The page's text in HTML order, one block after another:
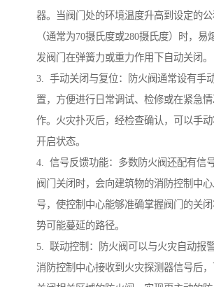
器。当阀门处的环境温度升高到设定的
（通常为70摄氏度或280摄氏度）时，易
发阀门在弹簧力或重力作用下自动关闭。
3. 手动关闭与复位：防火阀通常设有手
置，方便进行日常调试、检修或在紧急
作。火灾扑灭后，经检查确认，可以手
开启状态。
4. 信号反馈功能：多数防火阀还配有信
阀门关闭时，会向建筑物的消防控制中
号，使控制中心能够准确掌握阀门的关
势可能蔓延的路径。
5. 联动控制：防火阀可以与火灾自动报
消防控制中心接收到火灾探测器信号后